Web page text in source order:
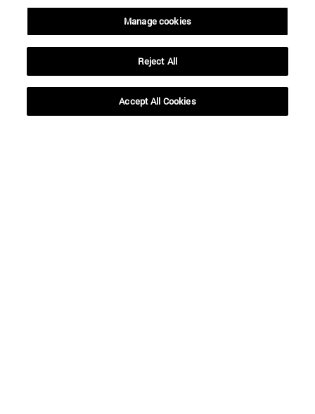
Manage cookies
Reject All
Accept All Cookies